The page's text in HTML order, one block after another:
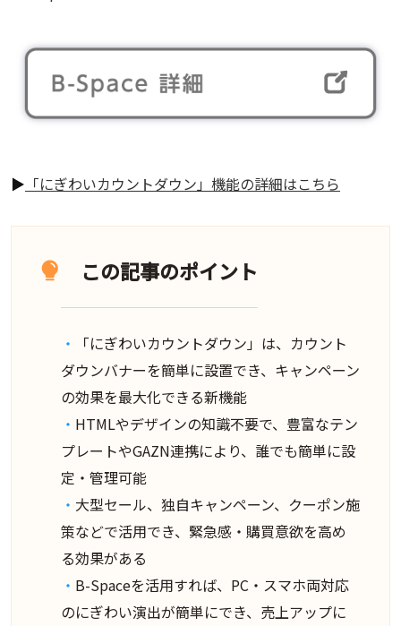
▶ 「にぎわいカウントダウン」機能の詳細はこちら
この記事のポイント
「にぎわいカウントダウン」は、カウント
ダウンバナーを簡単に設置でき、キャンペーン
の効果を最大化できる新機能
HTMLやデザインの知識不要で、豊富なテン
プレートやGAZN連携により、誰でも簡単に設
定・管理可能
大型セール、独自キャンペーン、クーポン施
策などで活用でき、緊急感・購買意欲を高め
る効果がある
B-Spaceを活用すれば、PC・スマホ両対応
のにぎわい演出が簡単にでき、売上アップに